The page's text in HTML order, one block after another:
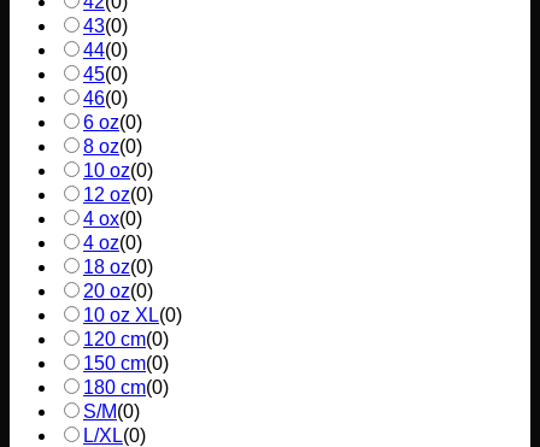
43(0)
44(0)
45(0)
46(0)
6 oz(0)
8 oz(0)
10 oz(0)
12 oz(0)
4 ox(0)
4 oz(0)
18 oz(0)
20 oz(0)
10 oz XL(0)
120 cm(0)
150 cm(0)
180 cm(0)
S/M(0)
L/XL(0)